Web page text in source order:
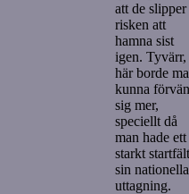
att de slipper
risken att
hamna sist
igen. Tyvärr,
här borde
kunna
sig mer,
speciellt då
man hade ett
starkt
sin nationella
uttagning.